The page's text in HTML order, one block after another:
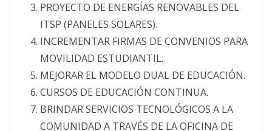
PROYECTO DE ENERGÍAS RENOVABLES DEL
ITSP (PANELES SOLARES).
INCREMENTAR FIRMAS DE CONVENIOS PARA
MOVILIDAD ESTUDIANTIL.
MEJORAR EL MODELO DUAL DE EDUCACIÓN.
CURSOS DE EDUCACIÓN CONTINUA.
BRINDAR SERVICIOS TECNOLÓGICOS A LA
COMUNIDAD A TRAVÉS DE LA OFICINA DE